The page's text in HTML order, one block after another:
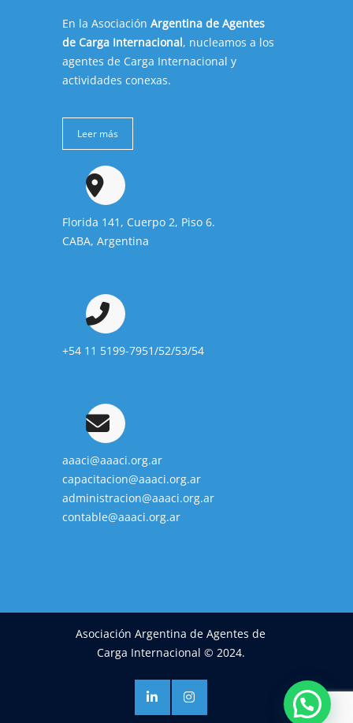
En la Asociación Argentina de Agentes
de Carga Internacional, nucleamos a los
agentes de Carga Internacional y
actividades conexas.
Leer más
Florida 141, Cuerpo 2, Piso 6.
CABA, Argentina
+54 11 5199-7951/52/53/54
aaaci@aaaci.org.ar
capacitacion@aaaci.org.ar
administracion@aaaci.org.ar
contable@aaaci.org.ar
Asociación Argentina de Agentes de
Carga Internacional © 2024.